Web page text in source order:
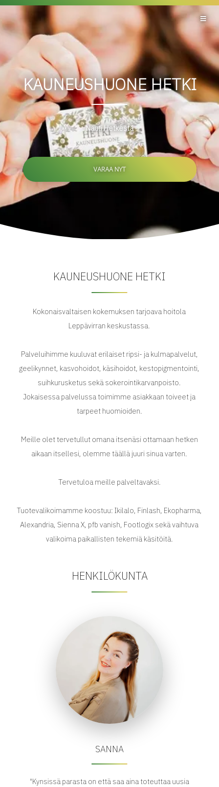
KAUNEUSHUONE HETKI
Nauti Hetkestä
VARAA NYT
KAUNEUSHUONE HETKI
Kokonaisvaltaisen kokemuksen tarjoava hoitola
Leppävirran keskustassa.
Palveluihimme kuuluvat erilaiset ripsi- ja kulmapalvelut,
geelikynnet, kasvohoidot, käsihoidot, kestopigmentointi,
suihkurusketus sekä sokerointikarvanpoisto.
Jokaisessa palvelussa toimimme asiakkaan toiveet ja
tarpeet huomioiden.
Meille olet tervetullut omana itsenäsi ottamaan hetken
aikaan itsellesi, olemme täällä juuri sinua varten.
Tervetuloa meille palveltavaksi.
Tuotevalikoimamme koostuu: Ikilalo, Finlash, Ekopharma,
Alexandria, Sienna X, pfb vanish, Footlogix sekä vaihtuva
valikoima paikallisten tekemiä käsitöitä.
HENKILÖKUNTA
SANNA
"Kynsissä parasta on että saa aina toteuttaa uusia